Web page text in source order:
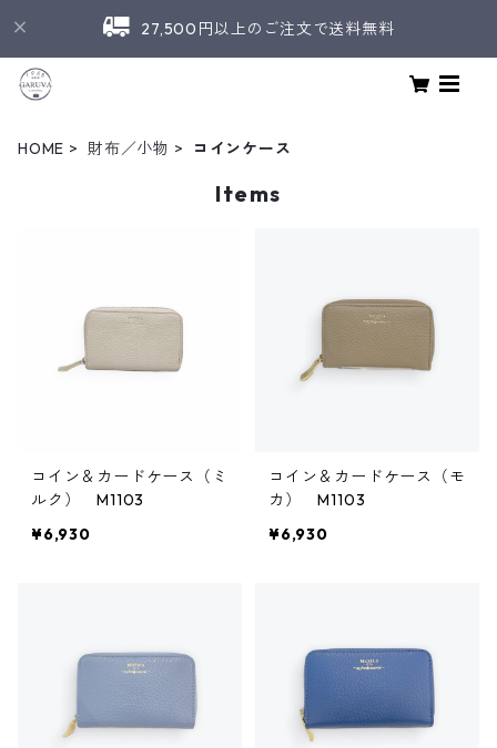
27,500円以上のご注文で送料無料
HOME 財布／小物 コインケース
Items
コイン＆カードケース（ミ
ルク） M1103
¥6,930
コイン＆カードケース（モ
カ） M1103
¥6,930